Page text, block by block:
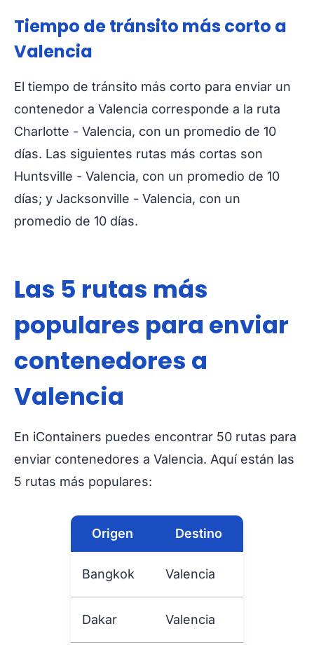
Tiempo de tránsito más corto a
Valencia
El tiempo de tránsito más corto para enviar un
contenedor a Valencia corresponde a la ruta
Charlotte - Valencia, con un promedio de 10
días. Las siguientes rutas más cortas son
Huntsville - Valencia, con un promedio de 10
días; y Jacksonville - Valencia, con un
promedio de 10 días.
Las 5 rutas más
populares para enviar
contenedores a
Valencia
En iContainers puedes encontrar 50 rutas para
enviar contenedores a Valencia. Aquí están las
5 rutas más populares:
Origen Destino
Bangkok Valencia
Dakar Valencia